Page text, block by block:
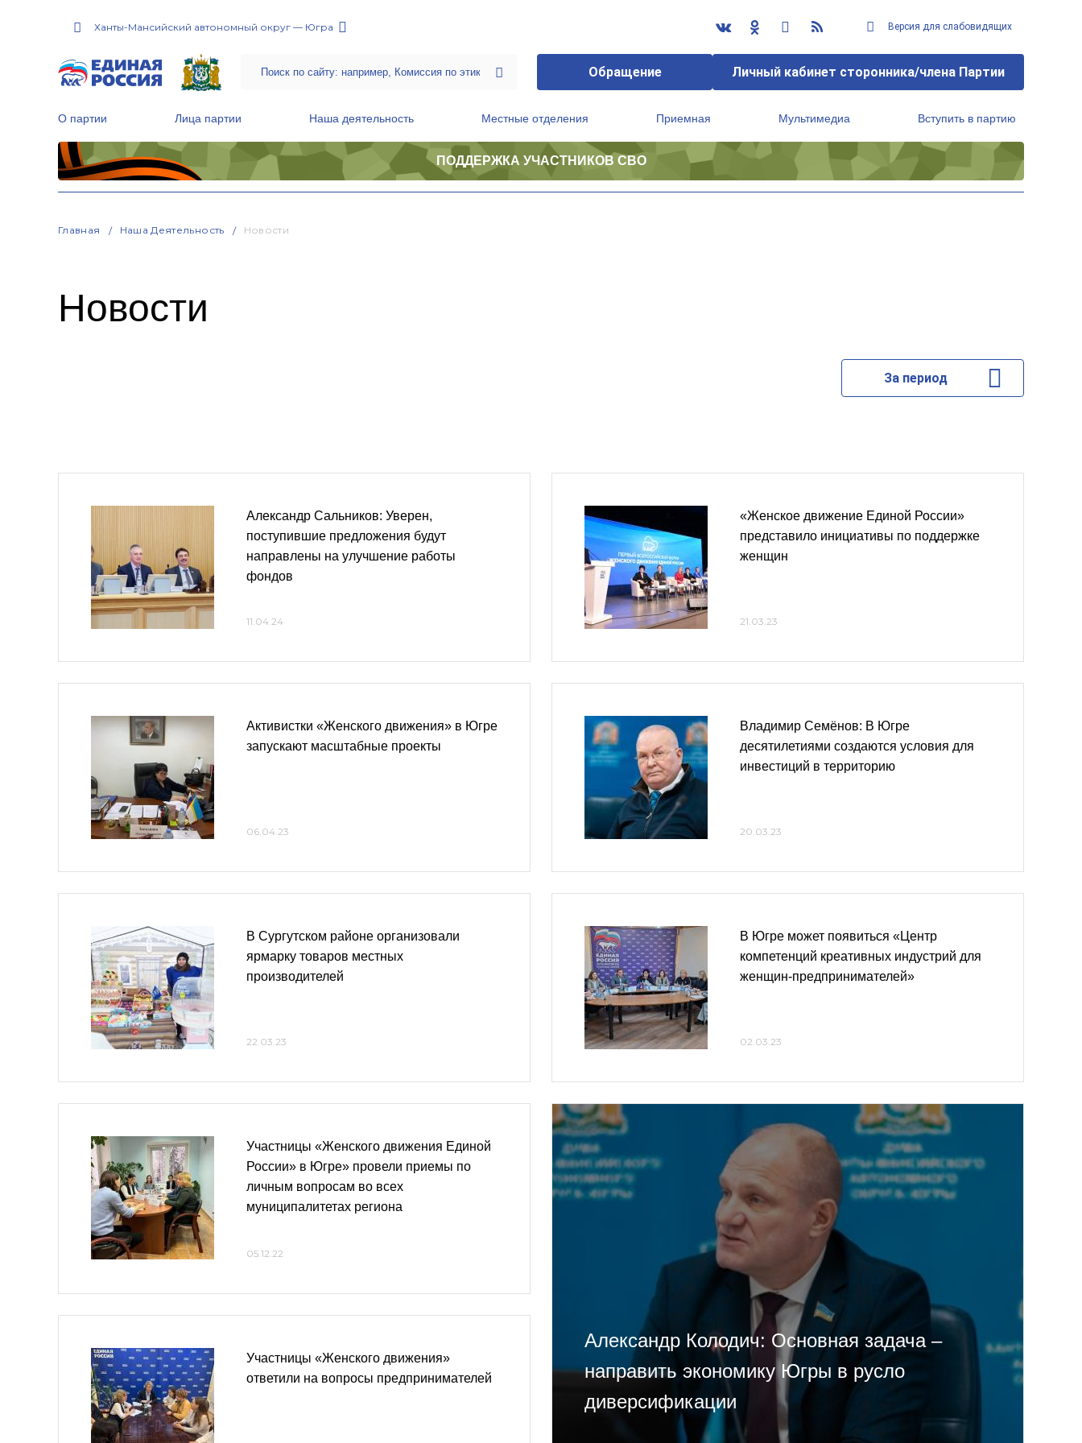
Ханты-Мансийский автономный округ — Югра Версия для слабовидящих
Обращение Личный кабинет сторонника/члена Партии
О партии Лица партии Наша деятельность Местные отделения Приемная Мультимедиа Вступить в партию
ПОДДЕРЖКА УЧАСТНИКОВ СВО
Главная Наша Деятельность Новости
Новости
За период
Александр Сальников: Уверен,
поступившие предложения будут
направлены на улучшение работы
фондов
11.04.24
Активистки «Женского движения» в Югре
запускают масштабные проекты
06.04.23
В Сургутском районе организовали
ярмарку товаров местных
производителей
22.03.23
«Женское движение Единой России»
представило инициативы по поддержке
женщин
21.03.23
Владимир Семёнов: В Югре
десятилетиями создаются условия для
инвестиций в территорию
20.03.23
В Югре может появиться «Центр
компетенций креативных индустрий для
женщин-предпринимателей»
02.03.23
Участницы «Женского движения Единой
России» в Югре» провели приемы по
личным вопросам во всех
муниципалитетах региона
05.12.22
Участницы «Женского движения»
ответили на вопросы предпринимателей
Александр Колодич: Основная задача –
направить экономику Югры в русло
диверсификации